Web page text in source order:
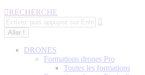
Recherche
RECHERCHE
DRONES
Formations drones Pro
Toutes les formations